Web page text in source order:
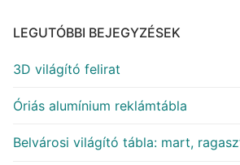
LEGUTÓBBI BEJEGYZÉSEK
3D világító felirat
Óriás alumínium reklámtábla
Belvárosi világító tábla: mart,